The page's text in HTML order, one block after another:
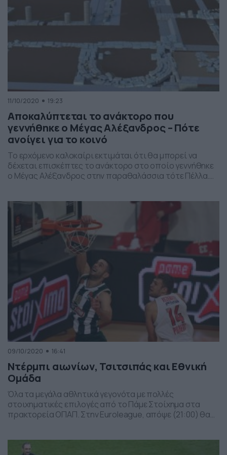
11/10/2020 19:23
Αποκαλύπτεται το ανάκτορο που
γεννήθηκε ο Μέγας Αλέξανδρος – Πότε
ανοίγει για το κοινό
Το ερχόμενο καλοκαίρι εκτιμάται ότι θα μπορεί να
δέχεται επισκέπτες το ανάκτορο στο οποίο γεννήθηκε
ο Μέγας Αλέξανδρος στην παραθαλάσσια τότε Πέλλα.
ανάκτορο, μεγάλωσε ο βασιλιάς των Μακεδόνων ενώ
στην παλαίστρα που βρίσκεται σε μικρή απόσταση από
[…]
09/10/2020 16:41
Ντέρμπι αιωνίων, Τσιτσιπάς και Εθνική
Ομάδα
Όλα τα μεγάλα αθλητικά γεγονότα με πολλές
στοιχηματικές επιλογές από το Πάμε Στοίχημα στα
πρακτορεία ΟΠΑΠ. Στην Euroleague, απόψε (21:00) θα
Garros, στον σημερινό ημιτελικό, ο Στέφανος Τσιτσιπάς